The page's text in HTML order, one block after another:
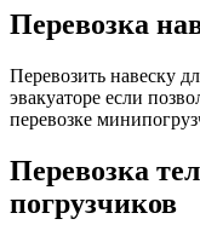
Перевозка
Перевозить навеску
эвакуаторе если
перевозке
Перевозка
погрузчиков